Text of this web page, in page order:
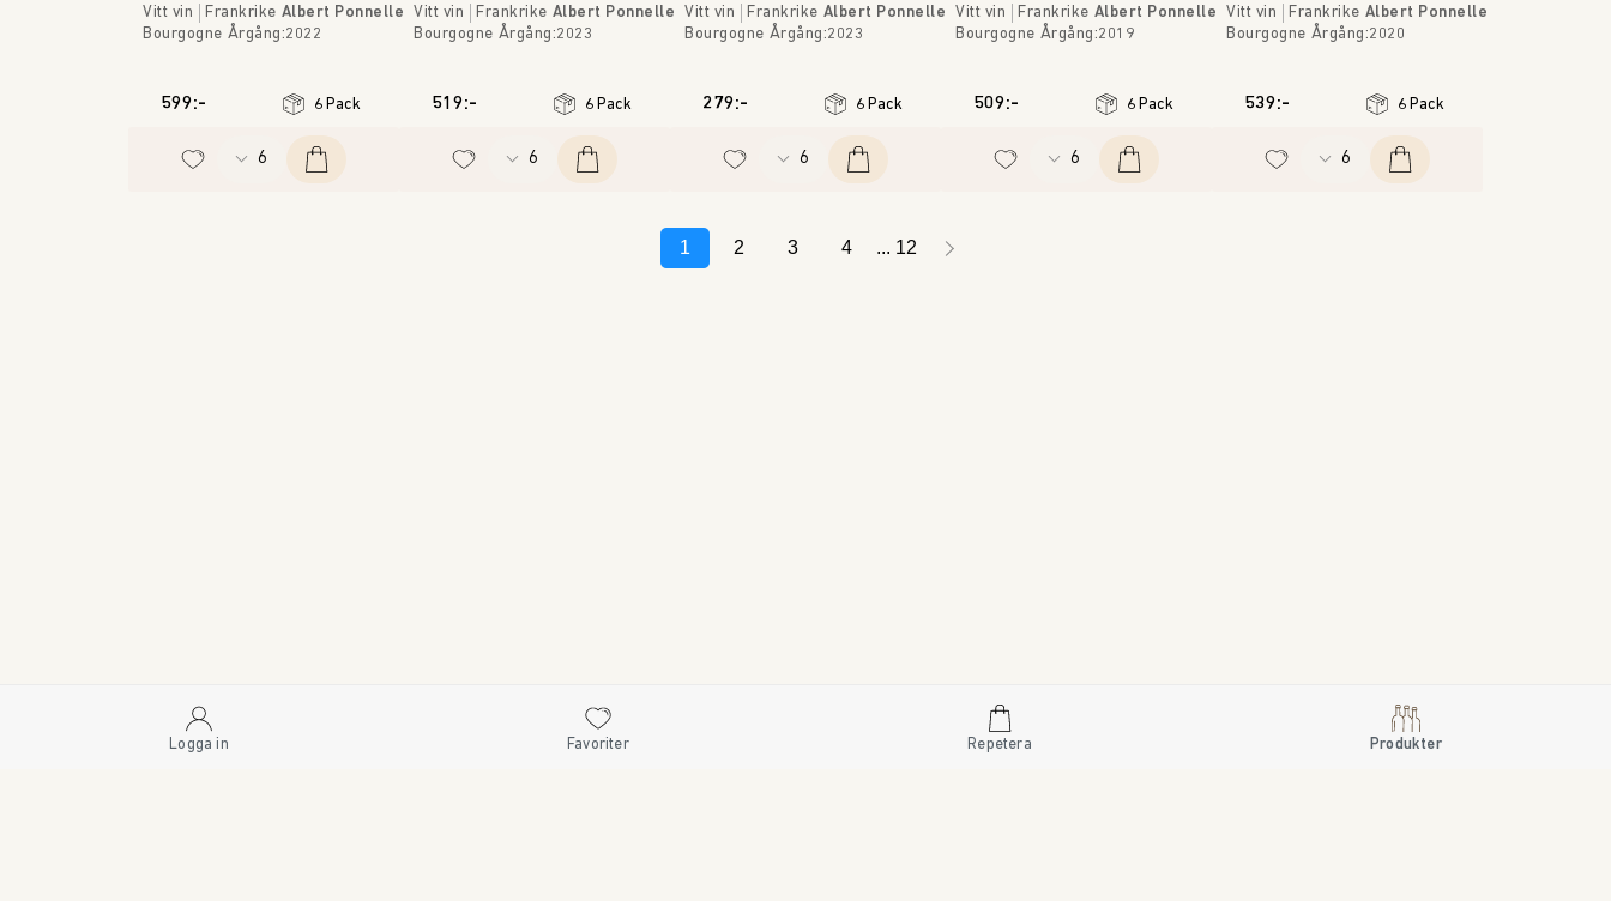
Noirets'
Vitt vin Frankrike Albert Ponnelle
Bourgogne Årgång:2022
599:- 6 Pack
Vitt vin Frankrike Albert Ponnelle
Bourgogne Årgång:2023
519:- 6 Pack
Vitt vin Frankrike Albert Ponnelle
Bourgogne Årgång:2023
279:- 6 Pack
Vitt vin Frankrike Albert Ponnelle
Bourgogne Årgång:2019
509:- 6 Pack
Vitt vin Frankrike Albert Ponnelle
Bourgogne Årgång:2020
539:- 6 Pack
1 2 3 4 12
Logga in Favoriter Repetera Produkter